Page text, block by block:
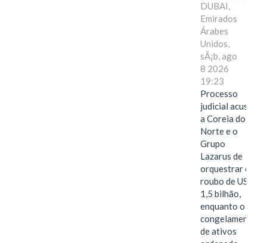
DUBAI,
Emirados
Árabes
Unidos,
sÃ¡b, ago
8 2026
19:23
Processo
judicial acusa
a Coreia do
Norte e o
Grupo
Lazarus de
orquestrar o
roubo de US$
1,5 bilhão,
enquanto o
congelamento
de ativos